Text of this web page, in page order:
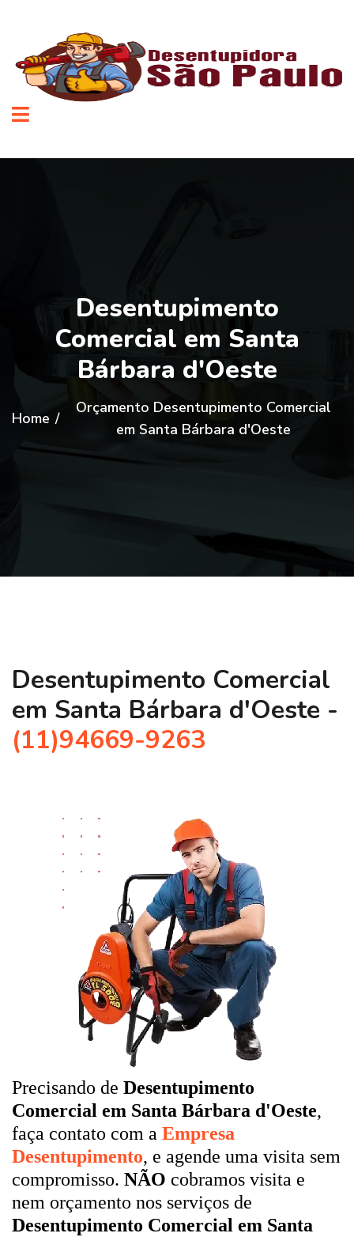
Desentupimento
Comercial em Santa
Bárbara d'Oeste
Home /
Orçamento Desentupimento Comercial
em Santa Bárbara d'Oeste
Desentupimento Comercial
em Santa Bárbara d'Oeste -
(11)94669-9263
Precisando de Desentupimento
Comercial em Santa Bárbara d'Oeste,
faça contato com a Empresa
Desentupimento, e agende uma visita sem
compromisso. NÃO cobramos visita e
nem orçamento nos serviços de
Desentupimento Comercial em Santa